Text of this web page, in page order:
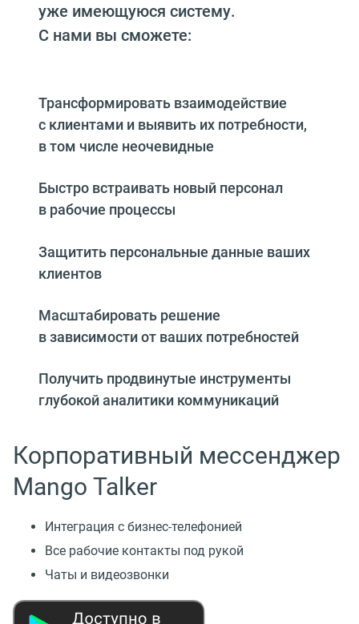
уже имеющуюся систему.
С нами вы сможете:
Трансформировать взаимодействие
с клиентами и выявить их потребности,
в том числе неочевидные
Быстро встраивать новый персонал
в рабочие процессы
Защитить персональные данные ваших
клиентов
Масштабировать решение
в зависимости от ваших потребностей
Получить продвинутые инструменты
глубокой аналитики коммуникаций
Корпоративный мессенджер
Mango Talker
Интеграция с бизнес-телефонией
Все рабочие контакты под рукой
Чаты и видеозвонки